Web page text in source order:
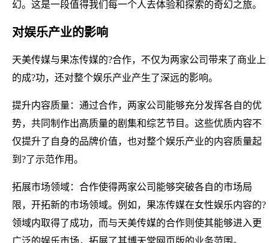
幻。这是一段值得我们每一个人去体验和探索的奇幻之旅。
对娱乐产业的影响
天美传媒与果冻传媒的?合作，不仅为两家公司带来了商业上
的成?功，还对整个娱乐产业产生了深远的影响。
提升内容质量：通过合作，两家公司能够充分发挥各自的优
势，共同制作出高质量的剧集和综艺节目。这些优质内容不
仅提升了自身的品牌价值，也对整个娱乐产业的内容质量起
到?了示范作用。
拓展市场领域：合作使得两家公司能够突破各自的市场局
限，开拓新的市场领域。例如，果冻传媒在女性娱乐内容的?
领域内取得了成功，而与天美传媒的合作则使其能够进入更
广泛的娱乐市场，拓展了其博天堂网页版的业务范围。